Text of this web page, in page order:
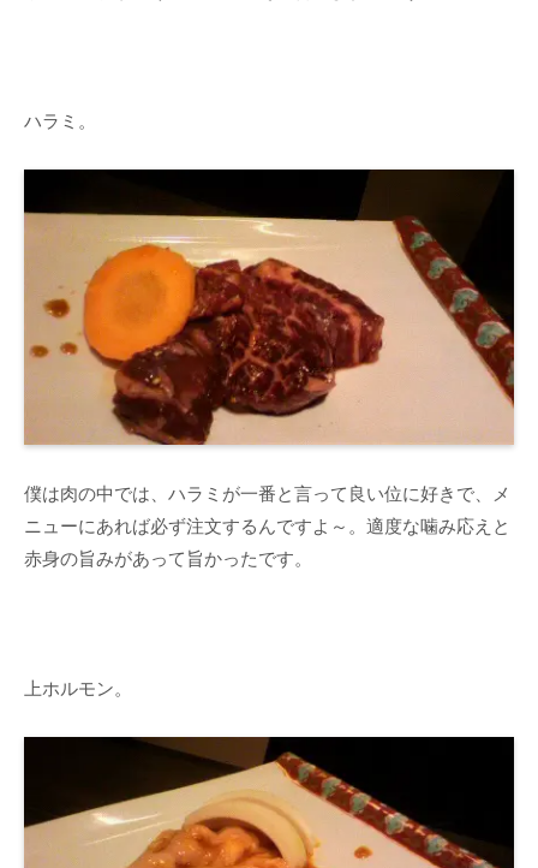
ハラミ。
僕は肉の中では、ハラミが一番と言って良い位に好きで、メ
ニューにあれば必ず注文するんですよ～。適度な噛み応えと
赤身の旨みがあって旨かったです。
上ホルモン。